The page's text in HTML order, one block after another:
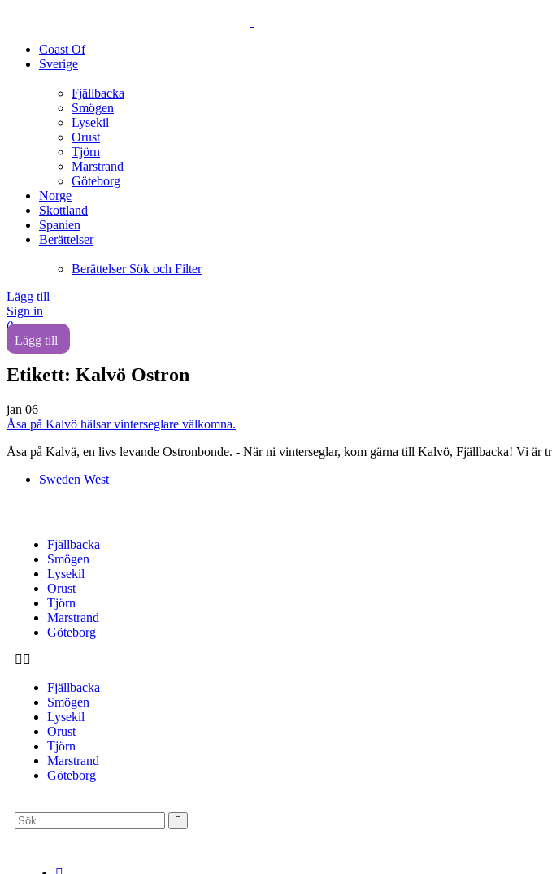
Coast Of
Sverige
Fjällbacka
Smögen
Lysekil
Orust
Tjörn
Marstrand
Göteborg
Norge
Skottland
Spanien
Berättelser
Berättelser Sök och Filter
Lägg till
Sign in
0
Lägg till
Etikett: Kalvö Ostron
jan 06
Åsa på Kalvö hälsar vinterseglare välkomna.
Åsa på Kalvä, en livs levande Ostronbonde. - När ni vinterseglar, kom gärna till Kalvö, Fjällbacka! Vi är
Sweden West
Fjällbacka
Smögen
Lysekil
Orust
Tjörn
Marstrand
Göteborg
Fjällbacka
Smögen
Lysekil
Orust
Tjörn
Marstrand
Göteborg